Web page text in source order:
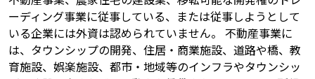
ーディング事業に従事している、または従事しようとして
いる企業には外資は認められていません。 不動産事業に
は、タウンシップの開発、住居・商業施設、道路や橋、教
育施設、娯楽施設、都市・地域等のインフラやタウンシッ